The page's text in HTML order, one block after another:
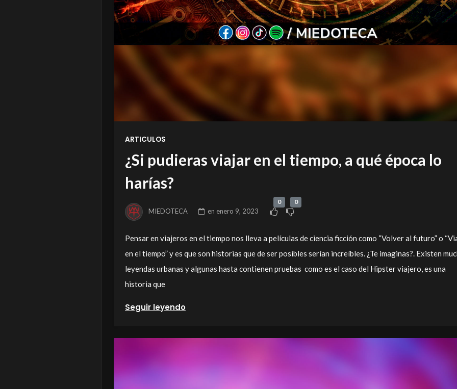
ARTICULOS
¿Si pudieras viajar en el tiempo, a qué época lo
harías?
MIEDOTECA en enero 9, 2023
0 0
Pensar en viajeros en el tiempo nos lleva a películas de ciencia ficción como “Volver al futuro” o
en el tiempo” y es que son historias que de ser posibles serían increíbles. ¿Te imaginas?. Existen
leyendas urbanas y algunas hasta contienen pruebas como es el caso del Hipster viajero, es una
historia que
Seguir leyendo